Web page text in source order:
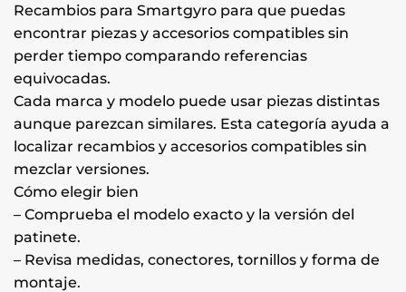
Recambios para Smartgyro para que puedas
encontrar piezas y accesorios compatibles sin
perder tiempo comparando referencias
equivocadas.
Cada marca y modelo puede usar piezas distintas
aunque parezcan similares. Esta categoría ayuda a
localizar recambios y accesorios compatibles sin
mezclar versiones.
Cómo elegir bien
– Comprueba el modelo exacto y la versión del
patinete.
– Revisa medidas, conectores, tornillos y forma de
montaje.